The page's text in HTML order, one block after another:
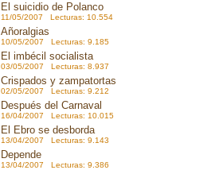
El suicidio de Polanco
11/05/2007 Lecturas: 10.554
Añoralgias
10/05/2007 Lecturas: 9.185
El imbécil socialista
03/05/2007 Lecturas: 8.937
Crispados y zampatortas
02/05/2007 Lecturas: 9.212
Después del Carnaval
16/04/2007 Lecturas: 10.015
El Ebro se desborda
13/04/2007 Lecturas: 9.143
Depende
13/04/2007 Lecturas: 9.386